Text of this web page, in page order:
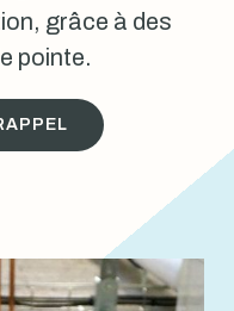
grâce à des
pointe.